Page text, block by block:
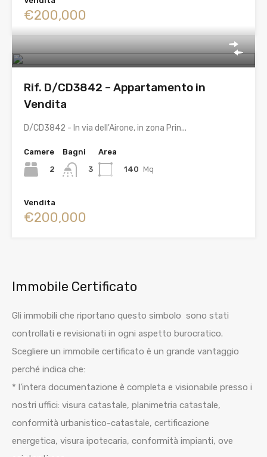
€200,000
Rif. D/CD3842 – Appartamento in
Vendita
D/CD3842 - In via dell'Airone, in zona Prin...
Camere
2
Bagni
3
Area
140 Mq
Vendita
€200,000
Immobile Certificato
Gli immobili che riportano questo simbolo sono stati
controllati e revisionati in ogni aspetto burocratico.
Scegliere un immobile certificato è un grande vantaggio
perché indica che:
* l’intera documentazione è completa e visionabile presso i
nostri uffici: visura catastale, planimetria catastale,
conformità urbanistico-catastale, certificazione
energetica, visura ipotecaria, conformità impianti, ove